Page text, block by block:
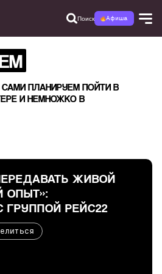
Поиск Афиша
ПЛАНИРУЕМ ПОЙТИ В
И НЕМНОЖКО В
ЖИВОЙ
ОПЫТ»:
РЕЙС22